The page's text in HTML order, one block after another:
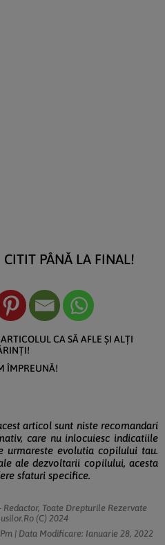
PÂNĂ LA FINAL!
CA SĂ AFLE ȘI ALȚI
ÎMPREUNĂ!
articol sunt niste recomandari
care nu inlocuiesc indicatiile
urmareste evolutia copilului tau.
ale dezvoltarii copilului, acesta
sfaturi specifice.
Redactor, Toate Drepturile Rezervate
(c) 2024
| Data Modificare: Ianuarie 28, 2022